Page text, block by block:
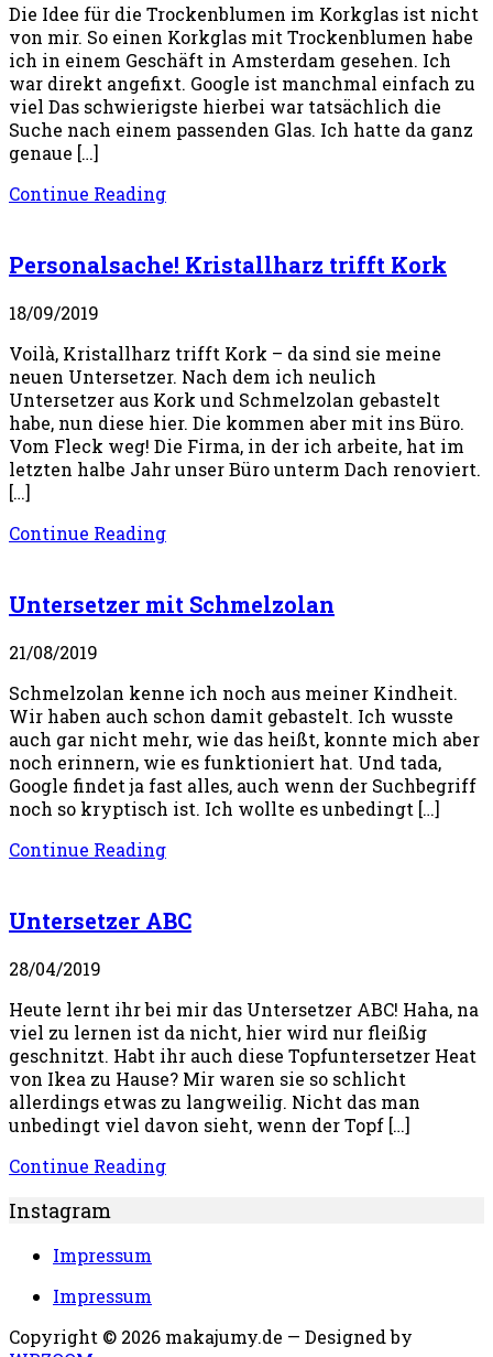
Die Idee für die Trockenblumen im Korkglas ist nicht
von mir. So einen Korkglas mit Trockenblumen habe
ich in einem Geschäft in Amsterdam gesehen. Ich
war direkt angefixt. Google ist manchmal einfach zu
viel Das schwierigste hierbei war tatsächlich die
Suche nach einem passenden Glas. Ich hatte da ganz
genaue […]
Continue Reading
Personalsache! Kristallharz trifft Kork
18/09/2019
Voilà, Kristallharz trifft Kork – da sind sie meine
neuen Untersetzer. Nach dem ich neulich
Untersetzer aus Kork und Schmelzolan gebastelt
habe, nun diese hier. Die kommen aber mit ins Büro.
Vom Fleck weg! Die Firma, in der ich arbeite, hat im
letzten halbe Jahr unser Büro unterm Dach renoviert.
[…]
Continue Reading
Untersetzer mit Schmelzolan
21/08/2019
Schmelzolan kenne ich noch aus meiner Kindheit.
Wir haben auch schon damit gebastelt. Ich wusste
auch gar nicht mehr, wie das heißt, konnte mich aber
noch erinnern, wie es funktioniert hat. Und tada,
Google findet ja fast alles, auch wenn der Suchbegriff
noch so kryptisch ist. Ich wollte es unbedingt […]
Continue Reading
Untersetzer ABC
28/04/2019
Heute lernt ihr bei mir das Untersetzer ABC! Haha, na
viel zu lernen ist da nicht, hier wird nur fleißig
geschnitzt. Habt ihr auch diese Topfuntersetzer Heat
von Ikea zu Hause? Mir waren sie so schlicht
allerdings etwas zu langweilig. Nicht das man
unbedingt viel davon sieht, wenn der Topf […]
Continue Reading
Instagram
Impressum
Impressum
Copyright © 2026 makajumy.de — Designed by